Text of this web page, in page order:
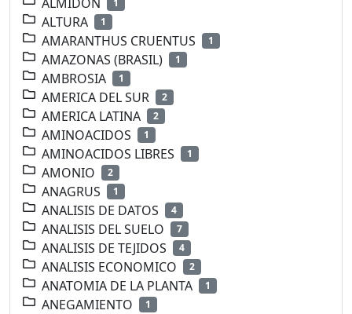
1
ALTURA 1
AMARANTHUS CRUENTUS 1
AMAZONAS (BRASIL) 1
AMBROSIA 1
AMERICA DEL SUR 2
AMERICA LATINA 2
AMINOACIDOS 1
AMINOACIDOS LIBRES 1
AMONIO 2
ANAGRUS 1
ANALISIS DE DATOS 4
ANALISIS DEL SUELO 7
ANALISIS DE TEJIDOS 4
ANALISIS ECONOMICO 2
ANATOMIA DE LA PLANTA 1
ANEGAMIENTO 1